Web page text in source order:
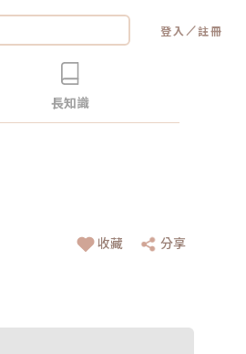
登入 ／註冊
長知識
收藏 分享